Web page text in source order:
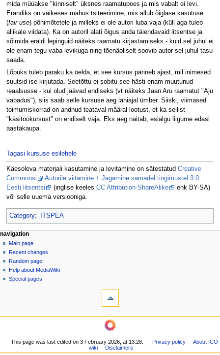
mida müüakse "kinniselt" üksnes raamatupoes ja mis vabalt ei levi.
Erandiks on väikeses mahus tsiteerimine, mis allub õiglase kasutuse
(fair use) põhimõtetele ja milleks ei ole autori luba vaja (küll aga tuleb
allikale viidata). Ka on autoril alati õigus anda täiendavaid litsentse ja
sõlmida eraldi lepinguid näiteks raamatu kirjastamiseks - kuid sel juhul ei
ole enam tegu vaba levikuga ning tõenäoliselt soovib autor sel juhul tasu
saada.
Lõpuks tuleb paraku ka öelda, et see kursus pärineb ajast, mil inimesed
suutsid ise kirjutada. Seetõttu ei sobitu see hästi enam muutunud
reaalsusse - kui olud jäävad endiseks (vt näiteks Jaan Aru raamatut "Aju
vabadus"), siis saab selle kursuse aeg lähiajal ümber. Siiski, viimased
toimumiskorrad on andnud teataval määral lootust, et ka sellist
"käsitöökursust" on endiselt vaja. Eks aeg näitab, esialgu liigume edasi
aastakaupa.
Tagasi kursuse esilehele
Käesoleva materjali kasutamine ja levitamine on sätestatud Creative
Commonsi
Autorile viitamine + Jagamine samadel tingimustel 3.0
Eesti litsentsi
(inglise keeles CC Attribution-ShareAlike
ehk BY-SA)
või selle uuema versiooniga.
Category: ITSPEA
N
a
v
g
page actions
page
discussion
read
view
source
personal tools
log
in
navigation
Main page
Recent changes
Random page
Help about MediaWiki
Special pages
Printable
navigation
Recent
changes
This page was last edited on 3 February 2026, at 13:28. Privacy policy
About ICO
wiki
Disclaimers